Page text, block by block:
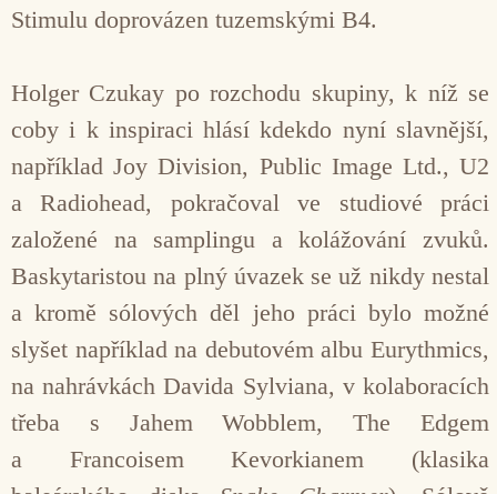
Stimulu doprovázen tuzemskými B4.
Holger Czukay po rozchodu skupiny, k níž se
coby i k inspiraci hlásí kdekdo nyní slavnější,
například Joy Division, Public Image Ltd., U2
a Radiohead, pokračoval ve studiové práci
založené na samplingu a kolážování zvuků.
Baskytaristou na plný úvazek se už nikdy nestal
a kromě sólových děl jeho práci bylo možné
slyšet například na debutovém albu Eurythmics,
na nahrávkách Davida Sylviana, v kolaboracích
třeba s Jahem Wobblem, The Edgem
a Francoisem Kevorkianem (klasika